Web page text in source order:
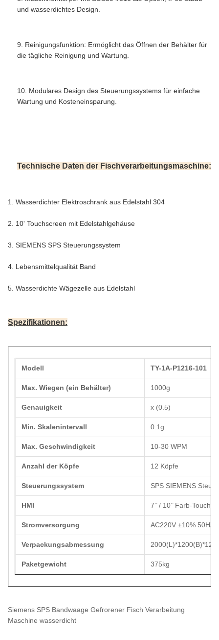
und wasserdichtes Design.
9. Reinigungsfunktion: Ermöglicht das Öffnen der Behälter für
die tägliche Reinigung und Wartung.
10. Modulares Design des Steuerungssystems für einfache
Wartung und Kosteneinsparung.
Technische Daten der Fischverarbeitungsmaschine:
1. Wasserdichter Elektroschrank aus Edelstahl 304
2. 10' Touchscreen mit Edelstahlgehäuse
3. SIEMENS SPS Steuerungssystem
4. Lebensmittelqualität Band
5. Wasserdichte Wägezelle aus Edelstahl
Spezifikationen:
Modell TY-1A-P1216-101
Max. Wiegen (ein Behälter) 1000g
Genauigkeit x (0.5)
Min. Skalenintervall 0.1g
Max. Geschwindigkeit 10-30 WPM
Anzahl der Köpfe 12 Köpfe
Steuerungssystem SPS SIEMENS
HMI 7’’ / 10’’ Farb-
Stromversorgung AC220V ±10% 50HZ
Verpackungsabmessung
Paketgewicht 375kg
Siemens SPS Bandwaage Gefrorener Fisch Verarbeitung
Maschine wasserdicht